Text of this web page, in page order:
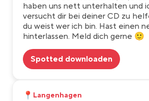
haben uns nett unterhalten und
versucht dir bei deiner CD zu
du weist wer ich bin. Hast einen
hinterlassen. Meld dich gerne 🙂
Spotted downloaden
📍 Langenhagen